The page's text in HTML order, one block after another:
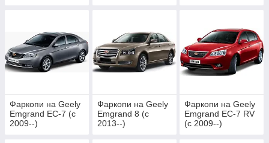
Фаркопи на Geely
Emgrand EC-7 (c
2009--)
Фаркопи на Geely
Emgrand 8 (c
2013--)
Фаркопи на Geely
Emgrand EC-7 RV
(c 2009--)